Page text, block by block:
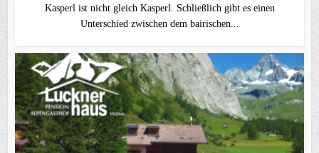
Kasperl ist nicht gleich Kasperl. Schließlich gibt es einen
Unterschied zwischen dem bairischen...